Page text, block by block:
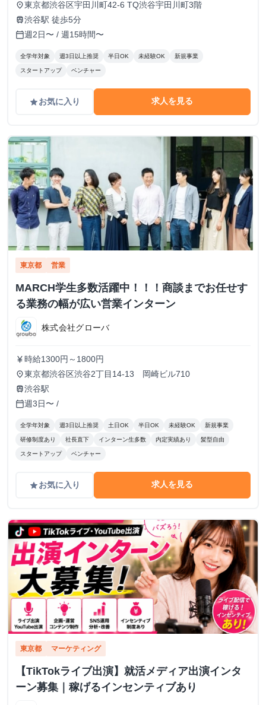
place東京都渋谷区宇田川町42-6 TQ渋谷宇田川町3階
train渋谷駅 徒歩5分
calendar_today週2日〜 / 週15時間〜
全学年対象 週3日以上推奨 半日OK 未経験OK 新規事業
スタートアップ ベンチャー
gradeお気に入り 求人を見る
東京都 営業
MARCH学生多数活躍中！！！商談までお任せす
る業務の幅が広い営業インターン
株式会社グローバ
currency_yen 時給1300円～1800円
place東京都渋谷区渋谷2丁目14-13 岡崎ビル710
train渋谷駅
calendar_today週3日〜 /
全学年対象 週3日以上推奨 土日OK 半日OK 未経験OK 新規事業
研修制度あり 社長直下 インターン生多数 内定実績あり 髪型自由
スタートアップ ベンチャー
gradeお気に入り 求人を見る
東京都 マーケティング
【TikTokライブ出演】就活メディア出演インタ
ーン募集｜稼げるインセンティブあり